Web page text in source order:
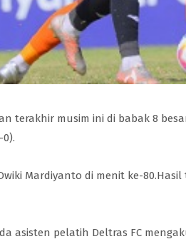
terakhir musim ini di babak 8
Mardiyanto di menit ke-
asisten pelatih Deltras FC